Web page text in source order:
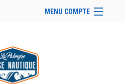
MENU COMPTE
connecter
Panier (vide)